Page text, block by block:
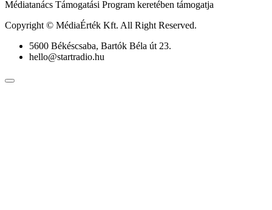
Médiatanács Támogatási Program keretében támogatja
Copyright © MédiaÉrték Kft. All Right Reserved.
5600 Békéscsaba, Bartók Béla út 23.
hello@startradio.hu